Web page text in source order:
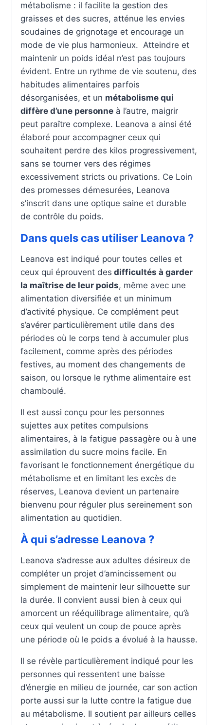
métabolisme : il facilite la gestion des
graisses et des sucres, atténue les envies
soudaines de grignotage et encourage un
mode de vie plus harmonieux. Atteindre et
maintenir un poids idéal n’est pas toujours
évident. Entre un rythme de vie soutenu, des
habitudes alimentaires parfois
désorganisées, et un métabolisme qui
diffère d’une personne à l’autre, maigrir
peut paraître complexe. Leanova a ainsi été
élaboré pour accompagner ceux qui
souhaitent perdre des kilos progressivement,
sans se tourner vers des régimes
excessivement stricts ou privations. Ce Loin
des promesses démesurées, Leanova
s’inscrit dans une optique saine et durable
de contrôle du poids.
Dans quels cas utiliser Leanova ?
Leanova est indiqué pour toutes celles et
ceux qui éprouvent des difficultés à garder
la maîtrise de leur poids, même avec une
alimentation diversifiée et un minimum
d’activité physique. Ce complément peut
s’avérer particulièrement utile dans des
périodes où le corps tend à accumuler plus
facilement, comme après des périodes
festives, au moment des changements de
saison, ou lorsque le rythme alimentaire est
chamboulé.
Il est aussi conçu pour les personnes
sujettes aux petites compulsions
alimentaires, à la fatigue passagère ou à une
assimilation du sucre moins facile. En
favorisant le fonctionnement énergétique du
métabolisme et en limitant les excès de
réserves, Leanova devient un partenaire
bienvenu pour réguler plus sereinement son
alimentation au quotidien.
À qui s’adresse Leanova ?
Leanova s’adresse aux adultes désireux de
compléter un projet d’amincissement ou
simplement de maintenir leur silhouette sur
la durée. Il convient aussi bien à ceux qui
amorcent un rééquilibrage alimentaire, qu’à
ceux qui veulent un coup de pouce après
une période où le poids a évolué à la hausse.
Il se révèle particulièrement indiqué pour les
personnes qui ressentent une baisse
d’énergie en milieu de journée, car son action
porte aussi sur la lutte contre la fatigue due
au métabolisme. Il soutient par ailleurs celles